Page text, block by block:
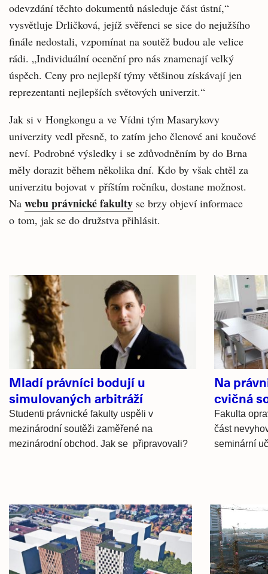
odevzdání těchto dokumentů následuje část ústní,“
vysvětluje Drličková, jejíž svěřenci se sice do nejužšího
finále nedostali, vzpomínat na soutěž budou ale velice
rádi. „Individuální ocenění pro nás znamenají velký
úspěch. Ceny pro nejlepší týmy většinou získávají jen
reprezentanti nejlepších světových univerzit.“
Jak si v Hongkongu a ve Vídni tým Masarykovy
univerzity vedl přesně, to zatím jeho členové ani koučové
neví. Podrobné výsledky i se zdůvodněním by do Brna
měly dorazit během několika dní. Kdo by však chtěl za
univerzitu bojovat v příštím ročníku, dostane možnost.
Na webu právnické fakulty se brzy objeví informace
o tom, jak se do družstva přihlásit.
Související
články
Mladí právníci bodují u
simulovaných arbitráží
Studenti právnické fakulty uspěli v
mezinárodní soutěži zaměřené na
mezinárodní obchod. Jak se připravovali?
Na
cvičná
Fakulta
část
seminární
Hlavní
novinky